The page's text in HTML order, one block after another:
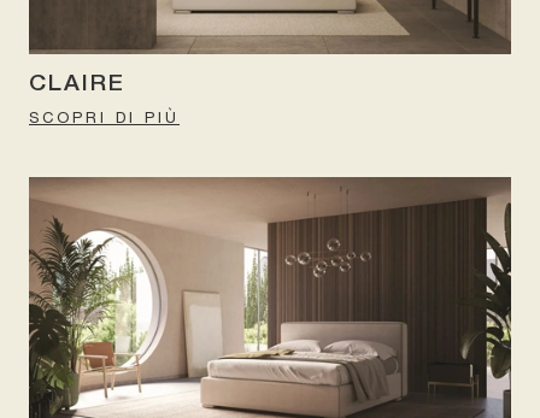
CLAIRE
SCOPRI DI PIÙ